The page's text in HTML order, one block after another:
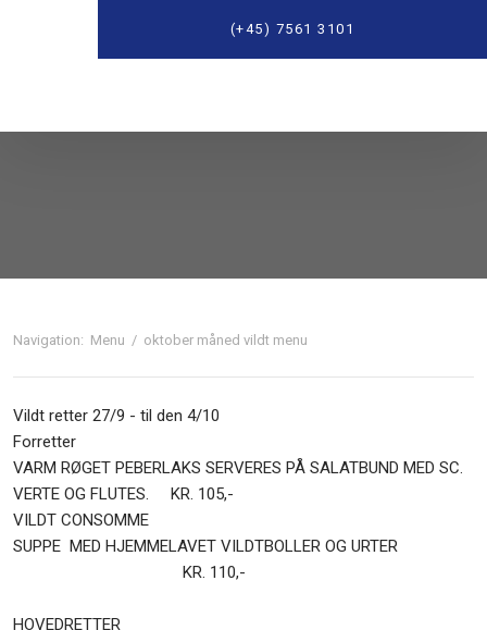
(+45) 7561 3101
Navigation: Menu / oktober måned vildt menu
Vildt retter 27/9 - til den 4/10
Forretter
VARM RØGET PEBERLAKS SERVERES PÅ SALATBUND MED SC.
VERTE OG FLUTES. KR. 105,-
VILDT CONSOMME
SUPPE MED HJEMMELAVET VILDTBOLLER OG URTER​
KR. 110,-
HOVEDRETTER